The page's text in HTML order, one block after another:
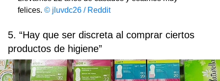
felices. © jluvdc26 / Reddit
5. “Hay que ser discreta al comprar ciertos
productos de higiene”